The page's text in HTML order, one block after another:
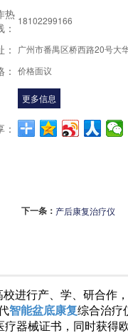
热
：
18102299166
广州市番禺区桥西路20号大
价格面议
更多信息
下一条： 产后康复治疗仪
进行产、学、研合作
智能盆底康复综合治疗
器械证书，同时获得